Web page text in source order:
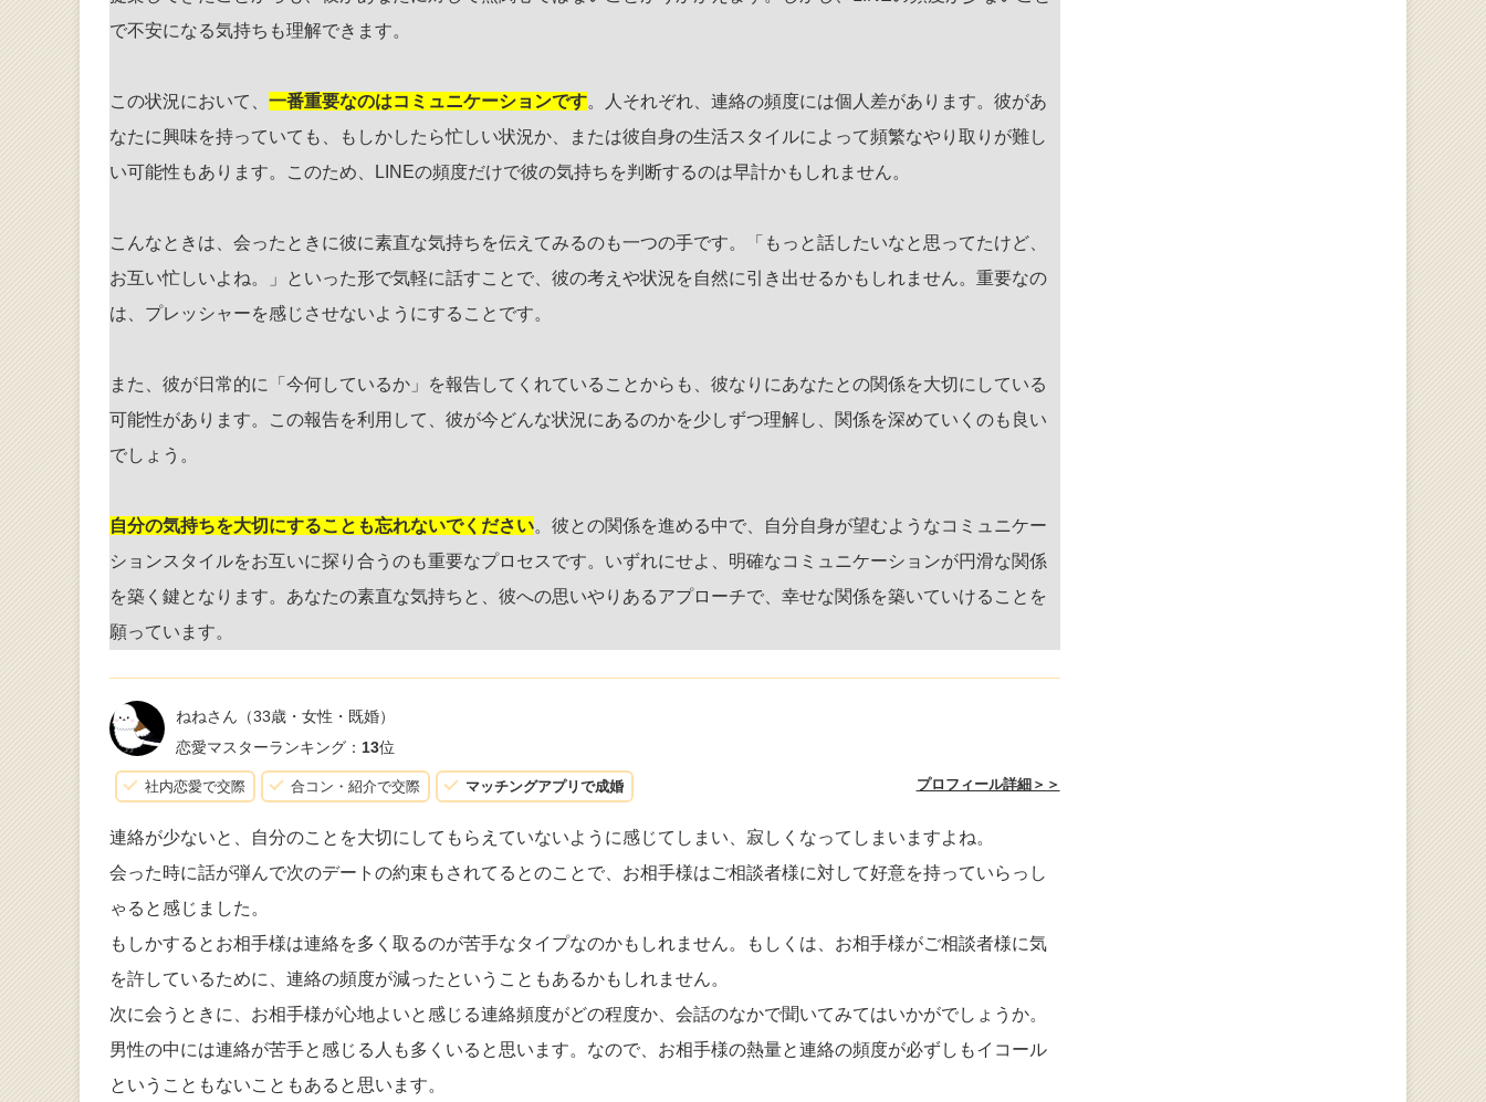
で不安になる気持ちも理解できます。
この状況において、 一番重要なのはコミュニケーションです。人それぞれ、連絡の頻度には個人差があります。彼があ
なたに興味を持っていても、もしかしたら忙しい状況か、または彼自身の生活スタイルによって頻繁なやり取りが難し
い可能性もあります。このため、LINEの頻度だけで彼の気持ちを判断するのは早計かもしれません。
こんなときは、会ったときに彼に素直な気持ちを伝えてみるのも一つの手です。「もっと話したいなと思ってたけど、
お互い忙しいよね。」といった形で気軽に話すことで、彼の考えや状況を自然に引き出せるかもしれません。重要なの
は、プレッシャーを感じさせないようにすることです。
また、彼が日常的に「今何しているか」を報告してくれていることからも、彼なりにあなたとの関係を大切にしている
可能性があります。この報告を利用して、彼が今どんな状況にあるのかを少しずつ理解し、関係を深めていくのも良い
でしょう。
自分の気持ちを大切にすることも忘れないでください。彼との関係を進める中で、自分自身が望むようなコミュニケー
ションスタイルをお互いに探り合うのも重要なプロセスです。いずれにせよ、明確なコミュニケーションが円滑な関係
を築く鍵となります。あなたの素直な気持ちと、彼への思いやりあるアプローチで、幸せな関係を築いていけることを
願っています。
ねねさん （33歳・女性・既婚）
恋愛マスターランキング： 13位
社内恋愛で交際 合コン・紹介で交際 マッチングアプリで成婚 プロフィール詳細＞＞
連絡が少ないと、自分のことを大切にしてもらえていないように感じてしまい、寂しくなってしまいますよね。
会った時に話が弾んで次のデートの約束もされてるとのことで、お相手様はご相談者様に対して好意を持っていらっし
ゃると感じました。
もしかするとお相手様は連絡を多く取るのが苦手なタイプなのかもしれません。もしくは、お相手様がご相談者様に気
を許しているために、連絡の頻度が減ったということもあるかもしれません。
次に会うときに、お相手様が心地よいと感じる連絡頻度がどの程度か、会話のなかで聞いてみてはいかがでしょうか。
男性の中には連絡が苦手と感じる人も多くいると思います。なので、お相手様の熱量と連絡の頻度が必ずしもイコール
ということもないこともあると思います。